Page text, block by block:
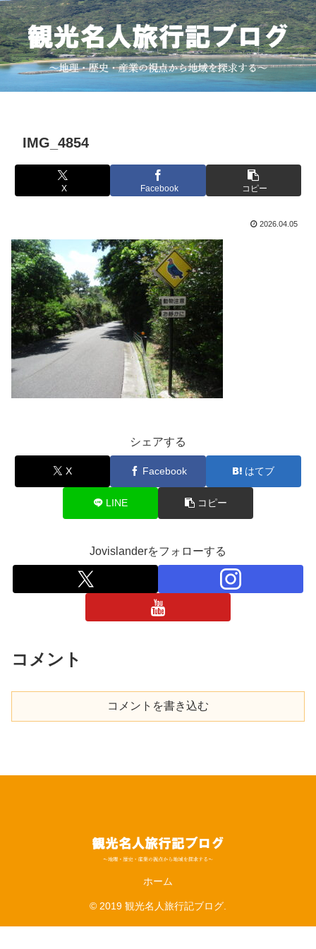
IMG_4854
X Facebook コピー
2026.04.05
シェアする
X Facebook はてブ
LINE コピー
Jovislanderをフォローする
コメント
コメントを書き込む
ホーム
© 2019 観光名人旅行記ブログ.